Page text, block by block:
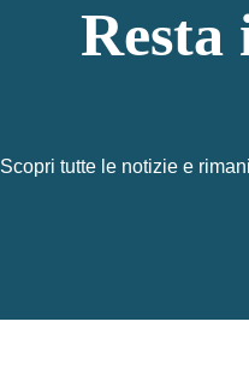
Scopri tutte le notizie e